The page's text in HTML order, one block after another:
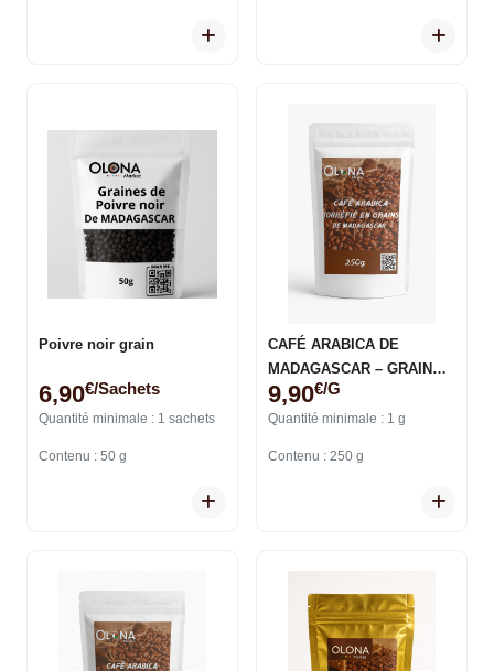
Poivre noir grain
6,90€/sachets
Quantité minimale : 1 sachets
Contenu : 50 g
CAFÉ ARABICA DE
MADAGASCAR – GRAINS
TORRÉFIÉS
9,90€/g
Quantité minimale : 1 g
Contenu : 250 g